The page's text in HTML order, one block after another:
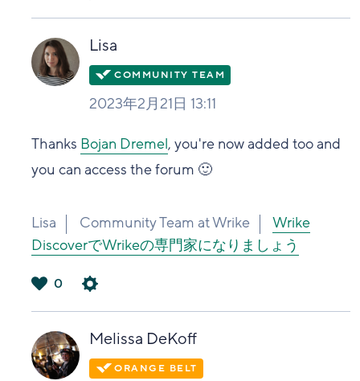
い
Lisa
2023年2月21日 13:11
Thanks Bojan Dremel, you're now added too and
you can access the forum 🙂
Lisa Community Team at Wrike
Wrike
DiscoverでWrikeの専門家になりましょう
い
0
Melissa DeKoff